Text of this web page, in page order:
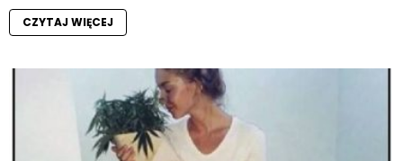
CZYTAJ WIĘCEJ